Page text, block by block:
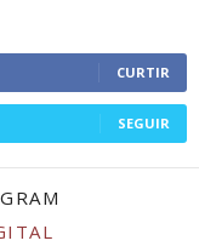
CURTIR
SEGUIR